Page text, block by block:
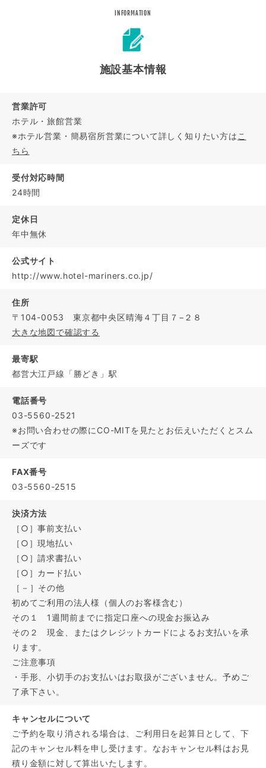
INFORMATION
施設基本情報
営業許可
ホテル・旅館営業
※ホテル営業・簡易宿所営業について詳しく知りたい方はこ
ちら
受付対応時間
24時間
定休日
年中無休
公式サイト
http://www.hotel-mariners.co.jp/
住所
〒104-0053 東京都中央区晴海４丁目７−２８
大きな地図で確認する
最寄駅
都営大江戸線「勝どき」駅
電話番号
03-5560-2521
※お問い合わせの際にCO-MITを見たとお伝えいただくとスム
ーズです
FAX番号
03-5560-2515
決済方法
［○］事前支払い
［○］現地払い
［○］請求書払い
［○］カード払い
［－］その他
初めてご利用の法人様（個人のお客様含む）
その１ 1週間前までに指定口座への現金お振込み
その２ 現金、またはクレジットカードによるお支払いを承
ります。
ご注意事項
・手形、小切手のお支払いはお取扱がございません。予めご
了承下さい。
キャンセルについて
ご予約を取り消される場合は、ご利用日を起算日として、下
記のキャンセル料を申し受けます。なおキャンセル料はお見
積り金額に対して算出いたします。